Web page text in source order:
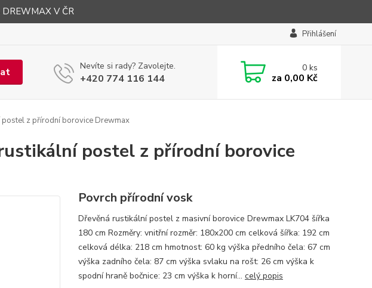
DREWMAX V ČR
Přihlášení
Nevíte si rady? Zavolejte.
+420 774 116 144
0ks
za 0,00 Kč
z přírodní borovice Drewmax
postel z přírodní borovice
Povrch přírodní vosk
Dřevěná rustikální postel z masivní borovice Drewmax LK704 šířka
180 cm Rozměry: vnitřní rozměr: 180x200 cm celková šířka: 192 cm
celková délka: 218 cm hmotnost: 60 kg výška předního čela: 67 cm
výška zadního čela: 87 cm výška svlaku na rošt: 26 cm výška k
spodní hraně bočnice: 23 cm výška k horní... celý popis